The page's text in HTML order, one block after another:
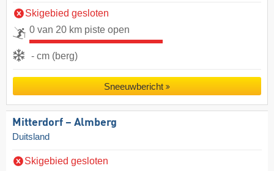
Skigebied gesloten
0 van 20 km piste open
- cm (berg)
Sneeuwbericht
Mitterdorf – Almberg
Duitsland
Skigebied gesloten